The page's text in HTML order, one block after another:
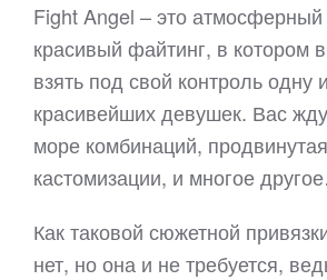
Fight Angel – это атмосферный
красивый файтинг, в котором
взять под свой контроль одну
красивейших девушек. Вас
море комбинаций,
кастомизации, и многое
Как таковой сюжетной
нет, но она и не требуется,